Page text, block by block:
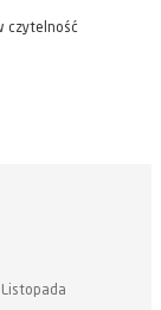
czytelność